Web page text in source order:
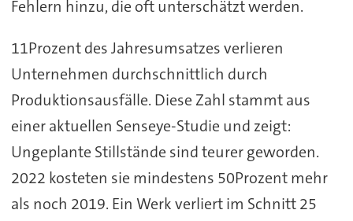
Fehlern hinzu, die oft unterschätzt werden.
11Prozent des Jahresumsatzes verlieren
Unternehmen durchschnittlich durch
Produktionsausfälle. Diese Zahl stammt aus
einer aktuellen Senseye-Studie und zeigt:
Ungeplante Stillstände sind teurer geworden.
2022 kosteten sie mindestens 50Prozent mehr
als noch 2019. Ein Werk verliert im Schnitt 25